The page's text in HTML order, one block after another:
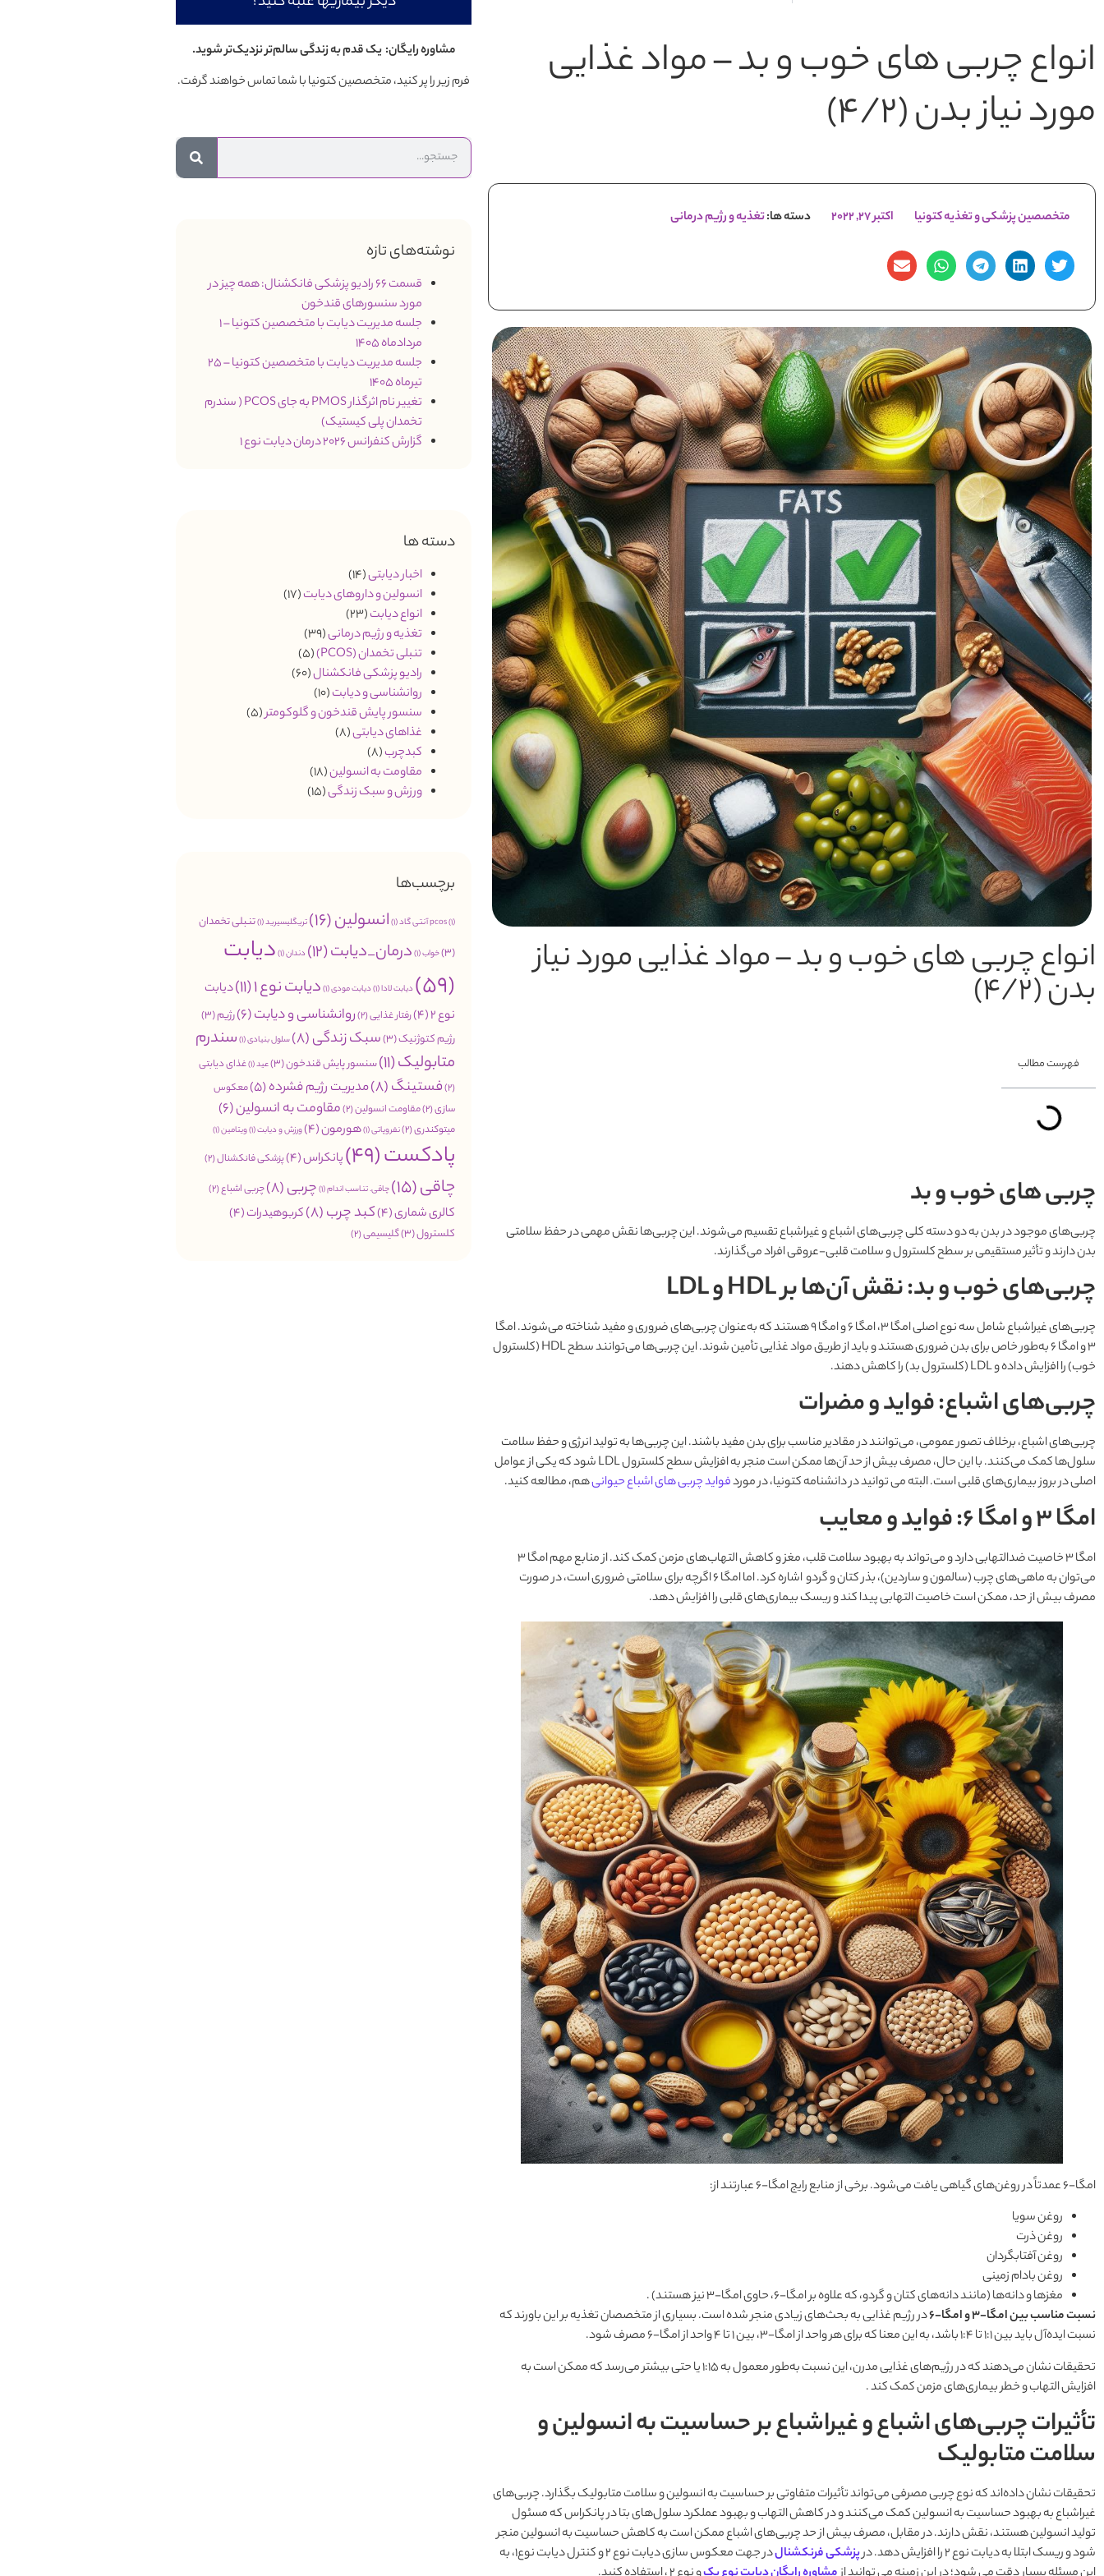
انواع چربی های خوب و بد – مواد غذایی
مورد نیاز بدن (4/2)
متخصصین پزشکی و تغذیه کتونیا اکتبر 27, 2022 دسته ها:تغذیه و رژیم درمانی
انواع چربی های خوب و بد – مواد غذایی مورد نیاز
بدن (4/2)
فهرست مطالب
چربی های خوب و بد
چربی‌های موجود در بدن به دو دسته کلی چربی‌های اشباع و غیراشباع تقسیم می‌شوند. این چربی‌ها نقش مهمی در حفظ سلامتی
بدن دارند و تأثیر مستقیمی بر سطح کلسترول و سلامت قلبی-عروقی افراد می‌گذارند.
چربی‌های خوب و بد: نقش آن‌ها برHDL و
چربی‌های غیراشباع شامل سه نوع اصلی امگا 3، امگا 6 و امگا 9 هستند که به‌عنوان چربی‌های ضروری و مفید شناخته می‌شوند. امگا
3 و امگا 6 به‌طور خاص برای بدن ضروری هستند و باید از طریق مواد غذایی تأمین شوند. این چربی‌ها می‌توانند سطح HDL (کلسترول
خوب) را افزایش داده و LDL (کلسترول بد) را کاهش دهند.
چربی‌های اشباع: فواید و مضرات
چربی‌های اشباع، برخلاف تصور عمومی، می‌توانند در مقادیر مناسب برای بدن مفید باشند. این چربی‌ها به تولید انرژی و حفظ سلامت
سلول‌ها کمک می‌کنند. با این حال، مصرف بیش از حد آن‌ها ممکن است منجر به افزایش سطح کلسترول LDL شود که یکی از عوامل
اصلی در بروز بیماری‌های قلبی است. البته می توانید در دانشنامه کتونیا، در موردفواید چربی های اشباع حیوانیهم، مطالعه کنید.
امگا 3 و امگا 6: فواید و معایب
امگا 3 خاصیت ضدالتهابی دارد و می‌تواند به بهبود سلامت قلب، مغز و کاهش التهاب‌های مزمن کمک کند. از منابع مهم امگا 3
می‌توان به ماهی‌های چرب (سالمون و ساردین)، بذر کتان و گردو اشاره کرد. اما امگا 6 اگرچه برای سلامتی ضروری است، در صورت
مصرف بیش از حد، ممکن است خاصیت التهابی پیدا کند و ریسک بیماری‌های قلبی را افزایش دهد.
امگا-6 عمدتاً در روغن‌های گیاهی یافت می‌شود. برخی از منابع رایج امگا-6 عبارتند از:
روغن سویا
روغن ذرت
روغن آفتابگردان
روغن بادام زمینی
مغزها و دانه‌ها (مانند دانه‌های کتان و گردو، که علاوه بر امگا-6، حاوی امگا-3 نیز هستند) .
نسبت مناسب بین امگا-3 و امگا-6
در رژیم غذایی به بحث‌های زیادی منجر شده است. بسیاری از متخصصان تغذیه بر این باورند که
نسبت ایده‌آل باید بین 1:1 تا 1:4 باشد، به این معنا که برای هر واحد از امگا-3، بین 1 تا 4 واحد از امگا-6 مصرف شود.
تحقیقات نشان می‌دهند که در رژیم‌های غذایی مدرن، این نسبت به‌طور معمول به 1:15 یا حتی بیشتر می‌رسد که ممکن است به
افزایش التهاب و خطر بیماری‌های مزمن کمک کند .
تأثیرات چربی‌های اشباع و غیراشباع بر حساسیت به انسولین و
سلامت متابولیک
تحقیقات نشان داده‌اند که نوع چربی مصرفی می‌تواند تأثیرات متفاوتی بر حساسیت به انسولین و سلامت متابولیک بگذارد. چربی‌های
غیراشباع به بهبود حساسیت به انسولین کمک می‌کنند و در کاهش التهاب و بهبود عملکرد سلول‌های بتا در پانکراس که مسئول
تولید انسولین هستند، نقش دارند. در مقابل، مصرف بیش از حد چربی‌های اشباع ممکن است به کاهش حساسیت به انسولین منجر
شود و ریسک ابتلا به دیابت نوع 2 را افزایش دهد. در
پزشکی فرنکشنال
در جهت معکوس سازی دیابت نوع 2 و کنترل دیابت نوع1، به
مشاوره رایگان: یک قدم به زندگی سالم‌تر نزدیک‌تر شوید.
فرم زیر را پر کنید، متخصصین کتونیا با شما تماس خواهند گرفت.
نوشته‌های تازه
قسمت 66 رادیو پزشکی فانکشنال: همه چیز در
مورد سنسورهای قندخون
جلسه مدیریت دیابت با متخصصین کتونیا – 1
مردادماه 1405
جلسه مدیریت دیابت با متخصصین کتونیا – 25
تیرماه 1405
تغییر نام اثرگذار PMOS به جای PCOS ( سندرم
تخمدان پلی کیستیک)
گزارش کنفرانس 2026 درمان دیابت نوع 1
دسته ها
اخبار دیابتی(14)
انسولین و داروهای دیابت(17)
انواع دیابت(23)
تغذیه و رژیم درمانی(39)
تنبلی تخمدان (PCOS)
(5)
رادیو پزشکی فانکشنال(60)
روانشناسی و دیابت(10)
سنسور پایش قندخون و گلوکومتر(5)
غذاهای دیابتی(8)
کبدچرب(8)
مقاومت به انسولین(18)
ورزش و سبک زندگی(15)
برچسب‌ها
pcos(1) آنتی گاد(1) انسولین(16) تریگلیسیرید(1) تنبلی تخمدان
(3)
خواب(1) درمان_دیابت(12) دندان(1) دیابت
(59)
دیابت لادا(1) دیابت مودی(1) دیابت نوع 1 (11)
دیابت
نوع 2 (4) رفتار غذایی(2) روانشناسی و دیابت(6) رژیم(3)
رژیم کتوژنیک(3) سبک زندگی(8) سلول بنیادی(1) سندرم
متابولیک(11) سنسور پایش قندخون(3) عید(1) غذای دیابتی
(2)
فستینگ(8) مدیریت رژیم فشرده(5)
معکوس
سازی(2) مقاومت انسولین(2) مقاومت به انسولین(6)
میتوکندری(2) نفروپاتی(1) هورمون(4) ورزش و دیابت(1) ویتامین(1)
پادکست(49) پانکراس(4) پزشکی فانکشنال(2)
چاقی(15) چاقی. تناسب اندام(1) چربی(8) چربی اشباع(2)
کالری شماری(4) کبد چرب(8) کربوهیدرات(4)
کلسترول(3) گلیسیمی(2)